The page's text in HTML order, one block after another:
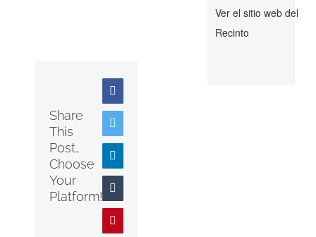
Share
This
Post,
Choose
Your
Platform!
Ver el sitio web del
Recinto